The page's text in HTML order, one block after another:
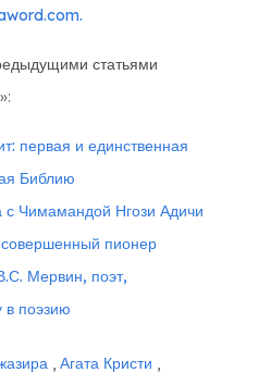
статьями
первая и единственная
Библию
Чимамандой Нгози Адичи
пионер
Мервин, поэт,
в поэзию
, Агата Кристи ,